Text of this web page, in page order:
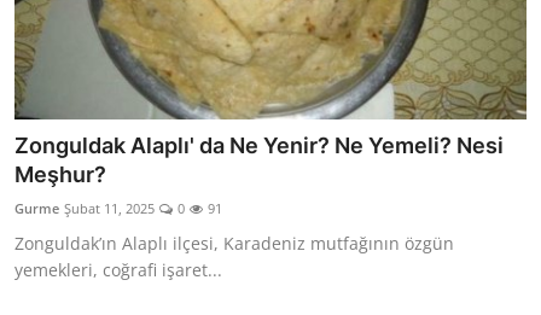
Zonguldak Alaplı' da Ne Yenir? Ne Yemeli? Nesi
Meşhur?
Gurme Şubat 11, 2025 0 91
Zonguldak’ın Alaplı ilçesi, Karadeniz mutfağının özgün
yemekleri, coğrafi işaret...